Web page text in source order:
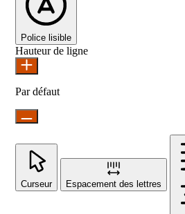
Police lisible
Hauteur de ligne
Par défaut
Curseur Espacement des lettres